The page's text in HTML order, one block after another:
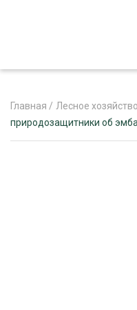
Главная / Лесное хозяйство
природозащитники об